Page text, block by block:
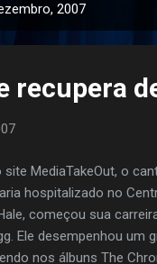
2007
recupera
site MediaTakeOut, o
hospitalizado no
começou sua
Ele desempenhou um
nos álbuns The